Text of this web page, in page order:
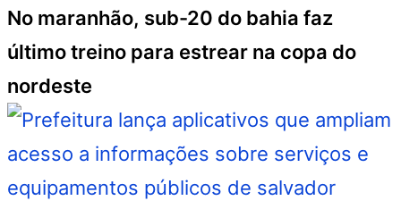
No maranhão, sub-20 do bahia faz
último treino para estrear na copa do
nordeste